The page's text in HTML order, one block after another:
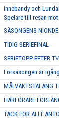
Innebandy och
Spelare till resan
SÄSONGENS
TIDIG SERIEFINAL
SERIETOPP EFTER
Försäsongen är
MÅLVAKTSTALANG
HÄRFÖRARE
TACK FÖR ALLT